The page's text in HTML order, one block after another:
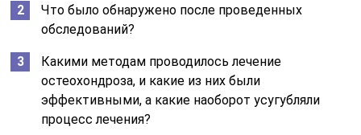
Что было обнаружено после проведенных
обследований?
Какими методам проводилось лечение
остеохондроза, и какие из них были
эффективными, а какие наоборот усугубляли
процесс лечения?